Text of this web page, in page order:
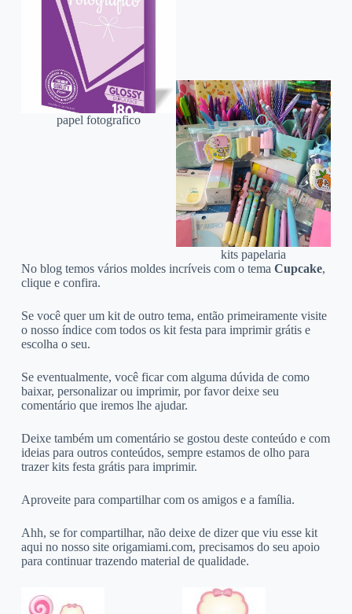
papel fotografico
kits papelaria
No blog temos vários moldes incríveis com o tema Cupcake,
clique e confira.
Se você quer um kit de outro tema, então primeiramente visite
o nosso índice com todos os kit festa para imprimir grátis e
escolha o seu.
Se eventualmente, você ficar com alguma dúvida de como
baixar, personalizar ou imprimir, por favor deixe seu
comentário que iremos lhe ajudar.
Deixe também um comentário se gostou deste conteúdo e com
ideias para outros conteúdos, sempre estamos de olho para
trazer kits festa grátis para imprimir.
Aproveite para compartilhar com os amigos e a família.
Ahh, se for compartilhar, não deixe de dizer que viu esse kit
aqui no nosso site origamiami.com, precisamos do seu apoio
para continuar trazendo material de qualidade.